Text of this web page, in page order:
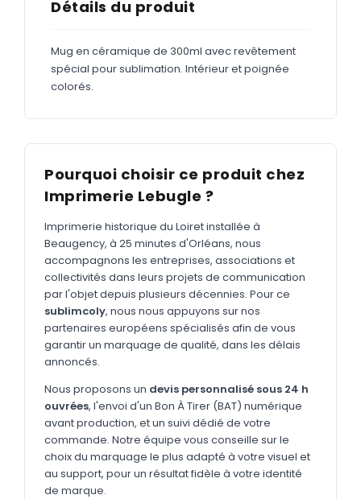
Étiquettes adhésives
Adhésifs vitrine
Sweatshirts Nouveau
GOODIES
Catalogue complet
Bureau & écriture
Sacs & voyages
Verres & déjeuner
Technologie
Vêtements
Outils & porte-clés
Cuisine
Détails du produit
Mug en céramique de 300ml avec revêtement
spécial pour sublimation. Intérieur et poignée
colorés.
Pourquoi choisir ce produit chez
Imprimerie Lebugle ?
Imprimerie historique du Loiret installée à
Beaugency, à 25 minutes d'Orléans, nous
accompagnons les entreprises, associations et
collectivités dans leurs projets de communication
par l'objet depuis plusieurs décennies. Pour ce
sublimcoly, nous nous appuyons sur nos
partenaires européens spécialisés afin de vous
garantir un marquage de qualité, dans les délais
annoncés.
Nous proposons un devis personnalisé sous 24 h
ouvrées, l'envoi d'un Bon À Tirer (BAT) numérique
avant production, et un suivi dédié de votre
commande. Notre équipe vous conseille sur le
choix du marquage le plus adapté à votre visuel et
au support, pour un résultat fidèle à votre identité
de marque.